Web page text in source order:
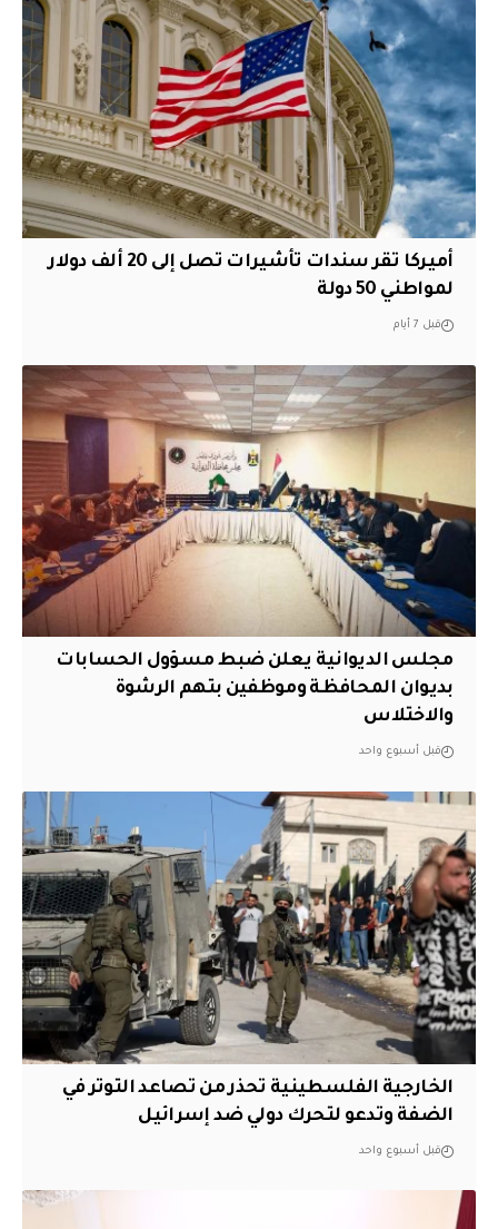
أميركا تقر سندات تأشيرات تصل إلى 20 ألف دولار
لمواطني 50 دولة
قبل 7 أيام
مجلس الديوانية يعلن ضبط مسؤول الحسابات
بديوان المحافظة وموظفين بتهم الرشوة
والاختلاس
قبل أسبوع واحد
الخارجية الفلسطينية تحذر من تصاعد التوتر في
الضفة وتدعو لتحرك دولي ضد إسرائيل
قبل أسبوع واحد